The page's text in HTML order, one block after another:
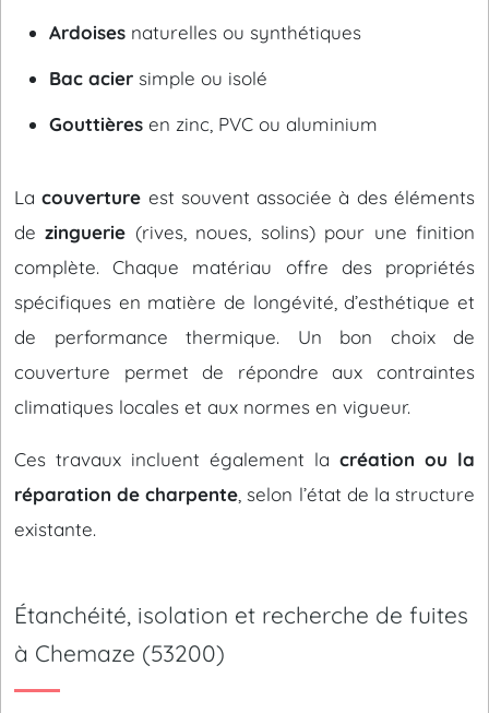
Ardoises naturelles ou synthétiques
Bac acier simple ou isolé
Gouttières en zinc, PVC ou aluminium
Lacouverture est souvent associée à des éléments
dezinguerie (rives, noues, solins) pour une finition
complète. Chaque matériau offre des propriétés
spécifiques en matière de longévité, d’esthétique et
de performance thermique. Un bon choix de
couverture permet de répondre aux contraintes
climatiques locales et aux normes en vigueur.
Ces travaux incluent également la création ou la
réparation de charpente, selon l’état de la structure
existante.
Étanchéité, isolation et recherche de fuites
à Chemaze (53200)